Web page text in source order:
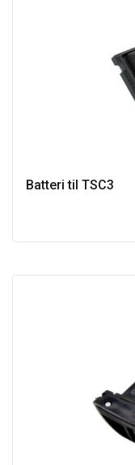
Batteri til TSC3